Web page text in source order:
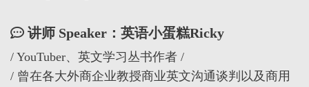
讲师 Speaker：英语小蛋糕Ricky
/ YouTuber、英文学习丛书作者 /
/ 曾在各大外商企业教授商业英文沟通谈判以及商用